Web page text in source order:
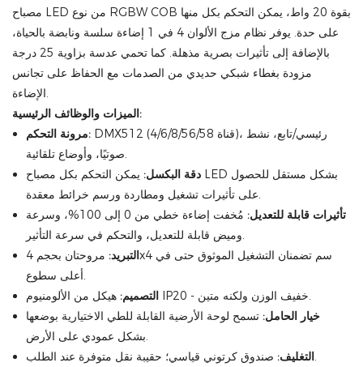
مصباح LED من نوع RGBW COB بقوة 20 واط، يمكن التحكم بكل منها
على حدة. يوفر نظام مزج الألوان 4 في 1 إضاءة سلسة ونابضة بالحياة،
بالإضافة إلى تأثيرات بصرية مذهلة. كما تحمي عدسة بزاوية 25 درجة
مزودة بغطاء شبكي حديدي من الصدمات مع الحفاظ على تجانس
الإضاءة.
الميزات والوظائف الرئيسية:
مرونة التحكم:DMX512 (4/6/8/56/58 قناة)، رئيسي/تابع، نشط
صوتيًا، وأوضاع تلقائية.
دقة البكسل: يمكن التحكم بكل مصباح LED بشكل مستقل للحصول
على تأثيرات تشغيل ومطاردة ورسم خرائط معقدة.
تأثيرات قابلة للتعديل:
مُخفت إضاءة خطي من 0 إلى 100%، وسرعة
وميض قابلة للتعديل، والتحكم في سرعة التأثير.
التبريد:
مروحتان بحجم 4x4 سم تضمنان التشغيل الموثوق حتى في
أعلى سطوع.
التصميم:
هيكل من الألومنيوم IP20 - خفيف الوزن ولكنه متين.
خيار الحامل: تسمح لوحة الأرضية القابلة للطي الاختيارية بوضعها
بشكل عمودي على الأرض.
التغليف:صندوق كرتوني قياسي؛ حقيبة نقل متوفرة عند الطلب.